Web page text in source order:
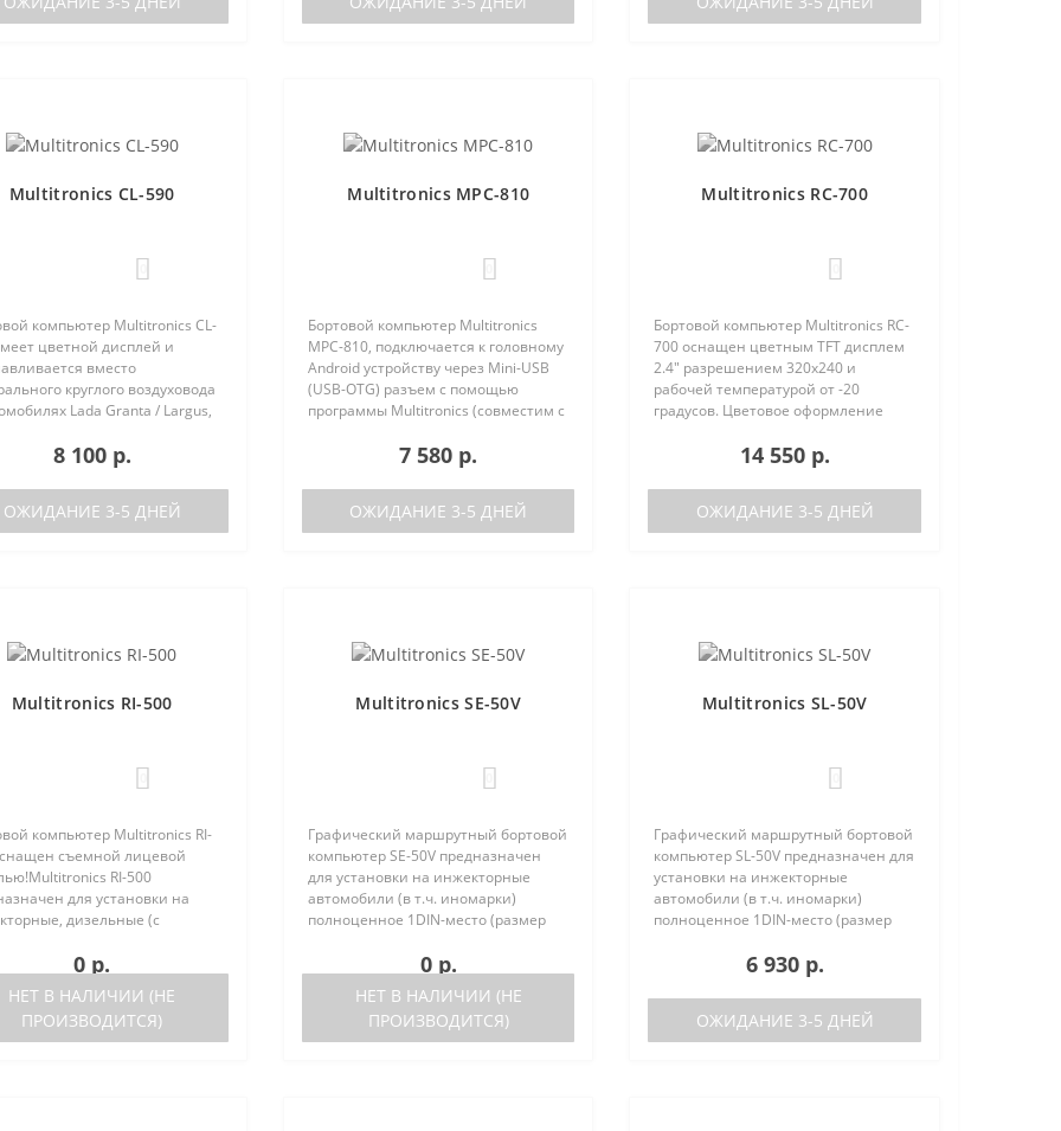
Multitronics CL-590
компьютер Multitronics CL-
цветной дисплей и
вместо
круглого воздуховода
Lada Granta / Largus,
Almera, на место
вставки панели
8 100 р.
ОЖИДАНИЕ 3-5 ДНЕЙ
Multitronics MPC-810
Бортовой компьютер Multitronics
MPC-810, подключается к головному
Android устройству через Mini-USB
(USB-OTG) разъем с помощью
программы Multitronics (совместим с
Multitronics MPC-810 по сравнению с
7 580 р.
ОЖИДАНИЕ 3-5 ДНЕЙ
Multitronics RC-700
Бортовой компьютер Multitronics RC-
700 оснащен цветным TFT дисплем
2.4" разрешением 320х240 и
рабочей температурой от -20
градусов. Цветовое оформление
пользователем индивидуально (по
предустановленн..
14 550 р.
ОЖИДАНИЕ 3-5 ДНЕЙ
Multitronics RI-500
компьютер Multitronics RI-
съемной лицевой
RI-500
для установки на
дизельные (с
2) иномарки и отечественные
ка..
0 р.
НЕТ В НАЛИЧИИ (НЕ
ПРОИЗВОДИТСЯ)
Multitronics SE-50V
Графический маршрутный бортовой
компьютер SE-50V предназначен
для установки на инжекторные
автомобили (в т.ч. иномарки)
полноценное 1DIN-место (размер
прибора возможна как с ЭБУ (список
0 р.
НЕТ В НАЛИЧИИ (НЕ
ПРОИЗВОДИТСЯ)
Multitronics SL-50V
Графический маршрутный бортовой
компьютер SL-50V предназначен для
установки на инжекторные
автомобили (в т.ч. иномарки)
полноценное 1DIN-место (размер
прибора возможна как с ЭБУ (список
поддерживаемых ЭБУ предст..
6 930 р.
ОЖИДАНИЕ 3-5 ДНЕЙ